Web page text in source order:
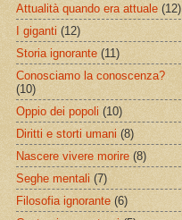
Attualità quando era attuale (12)
I giganti (12)
Storia ignorante (11)
Conosciamo la conoscenza?
(10)
Oppio dei popoli (10)
Diritti e storti umani (8)
Nascere vivere morire (8)
Seghe mentali (7)
Filosofia ignorante (6)